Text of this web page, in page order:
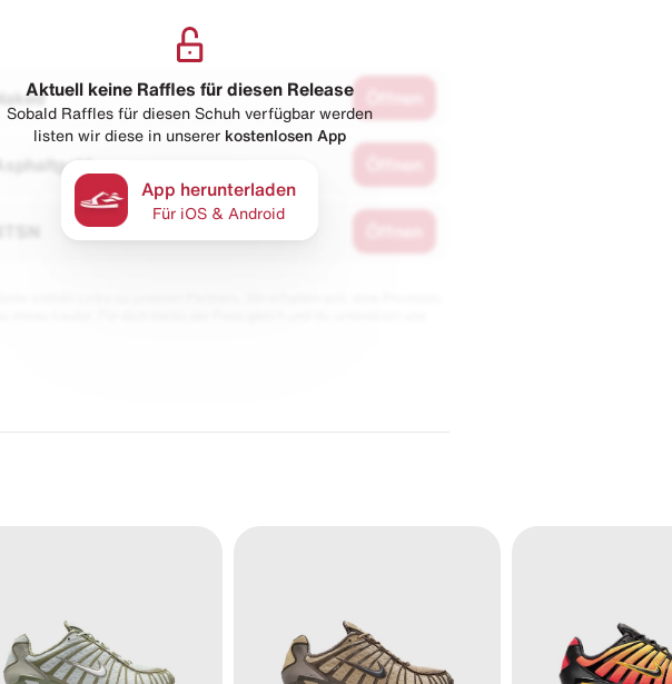
Naked
Asphaltgold
Aktuell keine Raffles für diesen Release
Sobald Raffles für diesen Schuh verfügbar werden
listen wir diese in unserer kostenlosen App
App herunterladen
Für iOS & Android